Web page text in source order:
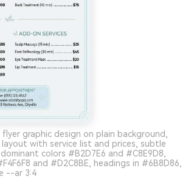
flyer graphic design on plain background,
with service list and prices, subtle
colors #B2D7E6 and #C8E9D8,
and #D2C8BE, headings in #6B8D86,
--ar 3:4